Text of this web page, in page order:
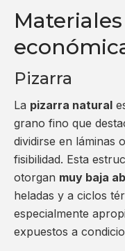
Pizarra
La pizarra natural
grano fino que
dividirse en láminas
fisibilidad. Esta
otorgan muy baja
heladas y a ciclos
especialmente
expuestos a